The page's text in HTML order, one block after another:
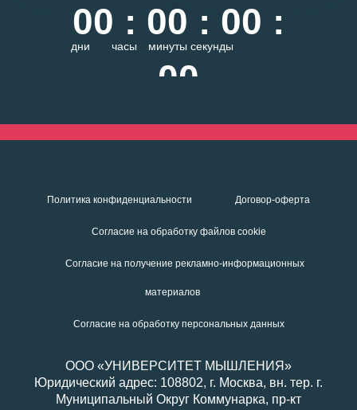
00 : 00 : 00 :
00
дни часы минуты секунды
Политика конфиденциальности Договор-оферта
Согласие на обработку файлов cookie
Cогласие на получение рекламно-информационных
материалов
Cогласие на обработку персональных данных
ООО «УНИВЕРСИТЕТ МЫШЛЕНИЯ»
Юридический адрес: 108802, г. Москва, вн. тер. г.
Муниципальный Округ Коммунарка, пр-кт